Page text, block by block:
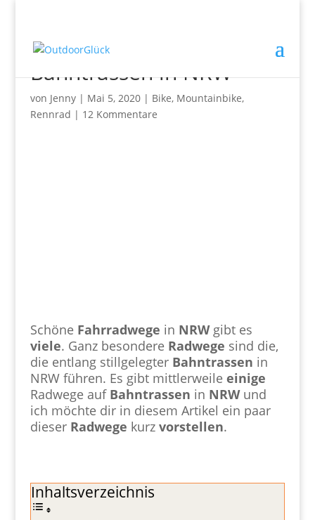
9 Radwege auf alten
Bahntrassen in NRW
von Jenny| Mai 5, 2020| Bike, Mountainbike,
Rennrad | 12 Kommentare
Schöne Fahrradwege in NRWgibt es
viele. Ganz besondere Radwege sind die,
die entlang stillgelegter Bahntrassen in
NRW führen. Es gibt mittlerweile einige
Radwege auf Bahntrassen in NRWund
ich möchte dir in diesem Artikel ein paar
dieser Radwege kurz vorstellen.
Inhaltsverzeichnis